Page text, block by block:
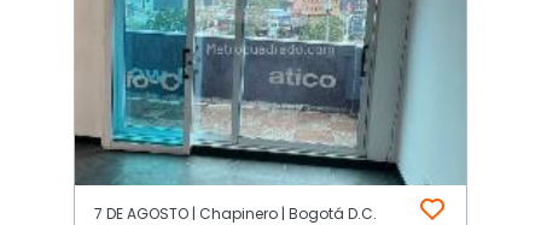
7 DE AGOSTO | Chapinero | Bogotá D.C.